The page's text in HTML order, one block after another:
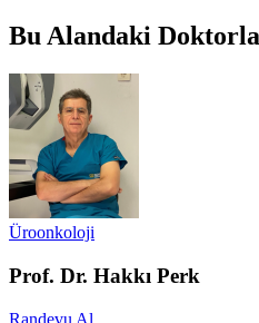
Bu Alandaki
Üroonkoloji
Prof. Dr. Hakkı Perk
Randevu Al